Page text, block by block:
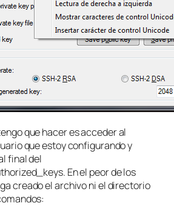
que hacer es acceder al
que estoy configurando y
final del
En el peor de los
creado el archivo ni el directorio